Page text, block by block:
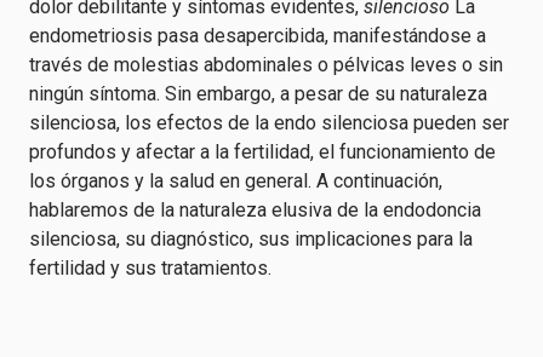
dolor debilitante y síntomas evidentes, silencioso La
endometriosis pasa desapercibida, manifestándose a
través de molestias abdominales o pélvicas leves o sin
ningún síntoma. Sin embargo, a pesar de su naturaleza
silenciosa, los efectos de la endo silenciosa pueden ser
profundos y afectar a la fertilidad, el funcionamiento de
los órganos y la salud en general. A continuación,
hablaremos de la naturaleza elusiva de la endodoncia
silenciosa, su diagnóstico, sus implicaciones para la
fertilidad y sus tratamientos.